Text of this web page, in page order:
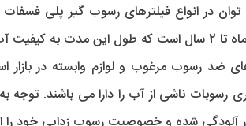
در انواع فیلترهای رسوب گیر پلی